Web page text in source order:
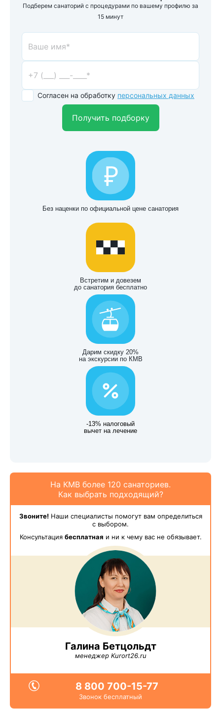
Подберем санаторий с процедурами по вашему профилю за
15 минут
Согласен на обработку персональных данных
Получить подборку
Без наценки по официальной цене санатория
Встретим и довезем
до санатория бесплатно
Дарим скидку 20%
на экскурсии по КМВ
-13% налоговый
вычет на лечение
На КМВ более 120 санаториев.
Как выбрать подходящий?
Звоните!Наши специалисты помогут вам определиться
с выбором.
Консультация бесплатная и ни к чему вас не обязывает.
Галина Бетцольдт
менеджер Kurort26.ru
8 800 700-15-77
Звонок бесплатный